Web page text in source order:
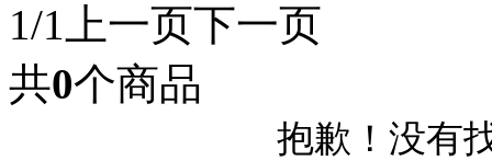
1/1 上一页下一页
共0个商品
抱歉！没有